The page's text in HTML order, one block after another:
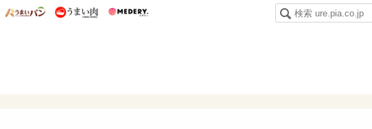
ー特集
うまいめし うまいパン うまい肉